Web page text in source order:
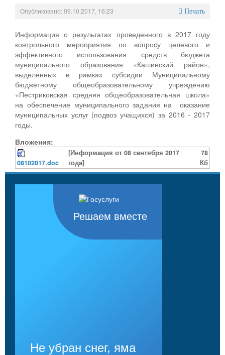
Опубликовано: 09.10.2017, 16:23 Печать
Информация о результатах проведенного в 2017 году
контрольного мероприятия по вопросу целевого и
эффективного использования средств бюджета
муниципального образования «Кашинский район»,
выделенных в рамках субсидии Муниципальному
бюджетному общеобразовательному учреждению
«Пестриковская средняя общеобразовательная школа»
на обеспечение муниципального задания на оказание
муниципальных услуг (подвоз учащихся) за 2016 - 2017
годы.
Вложения:
08102017.doc
[Информация от 08 сентября 2017
года]
78
Кб
Решаем вместе
Не убран снег, яма